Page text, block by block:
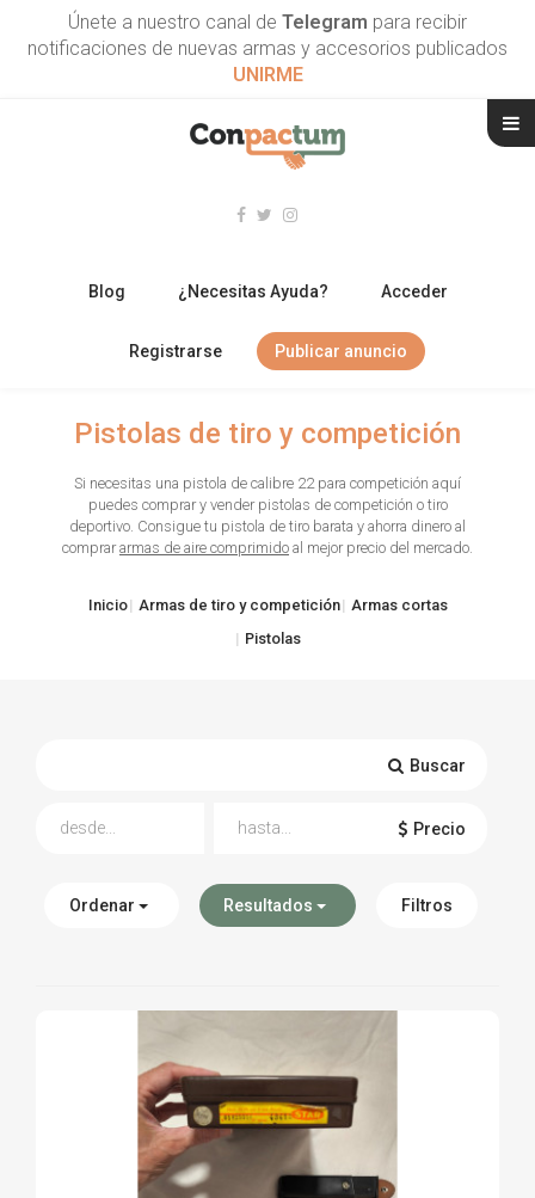
Únete a nuestro canal de Telegram para recibir
notificaciones de nuevas armas y accesorios publicados
UNIRME
Blog ¿Necesitas Ayuda? Acceder
Registrarse Publicar anuncio
ARMAS CORTAS
Pistolas de tiro y competición
Si necesitas una pistola de calibre 22 para competición aquí
puedes comprar y vender pistolas de competición o tiro
deportivo. Consigue tu pistola de tiro barata y ahorra dinero al
comprararmas de aire comprimido al mejor precio del mercado.
Inicio Armas de tiro y competición
Armas cortas
Pistolas
Buscar
Precio
Ordenar Resultados Filtros